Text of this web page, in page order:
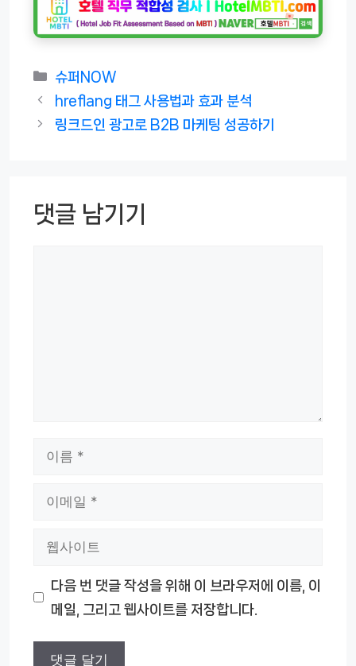
카
테
리
슈퍼NOW
hreflang 태그 사용법과 효과 분석
링크드인 광고로 B2B 마케팅 성공하기
댓글 남기기
다음 번 댓글 작성을 위해 이 브라우저에 이름, 이
메일, 그리고 웹사이트를 저장합니다.